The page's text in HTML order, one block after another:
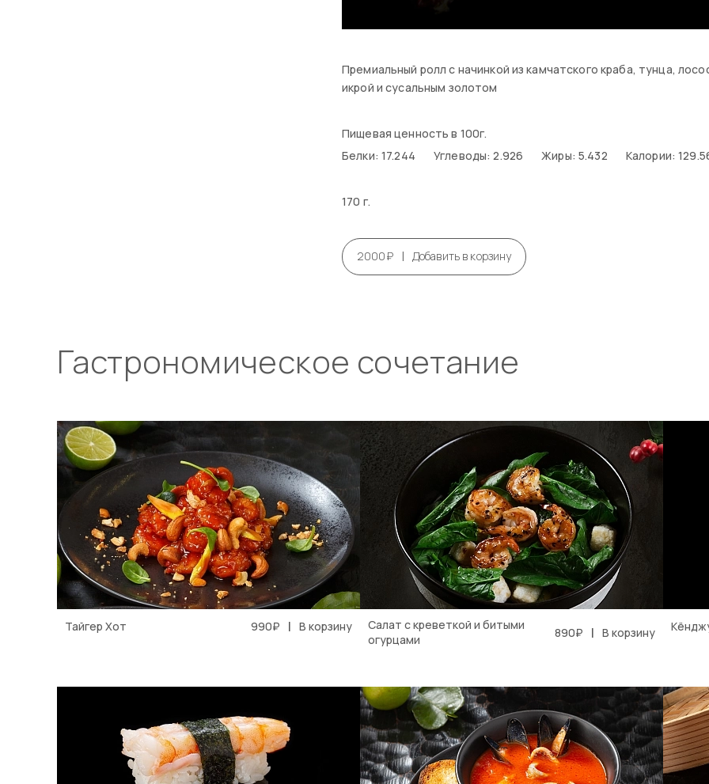
Премиальный ролл с начинкой из камчатского краба, тунца,
икрой и сусальным золотом
Пищевая ценность в 100г.
Белки: 17.244
Углеводы: 2.926 Жиры: 5.432 Калории:
170 г.
2000₽ | Добавить в корзину
Гастрономическое сочетание
Тайгер Хот 990₽ | В корзину
Салат с креветкой и битыми
огурцами
890₽ | В корзину